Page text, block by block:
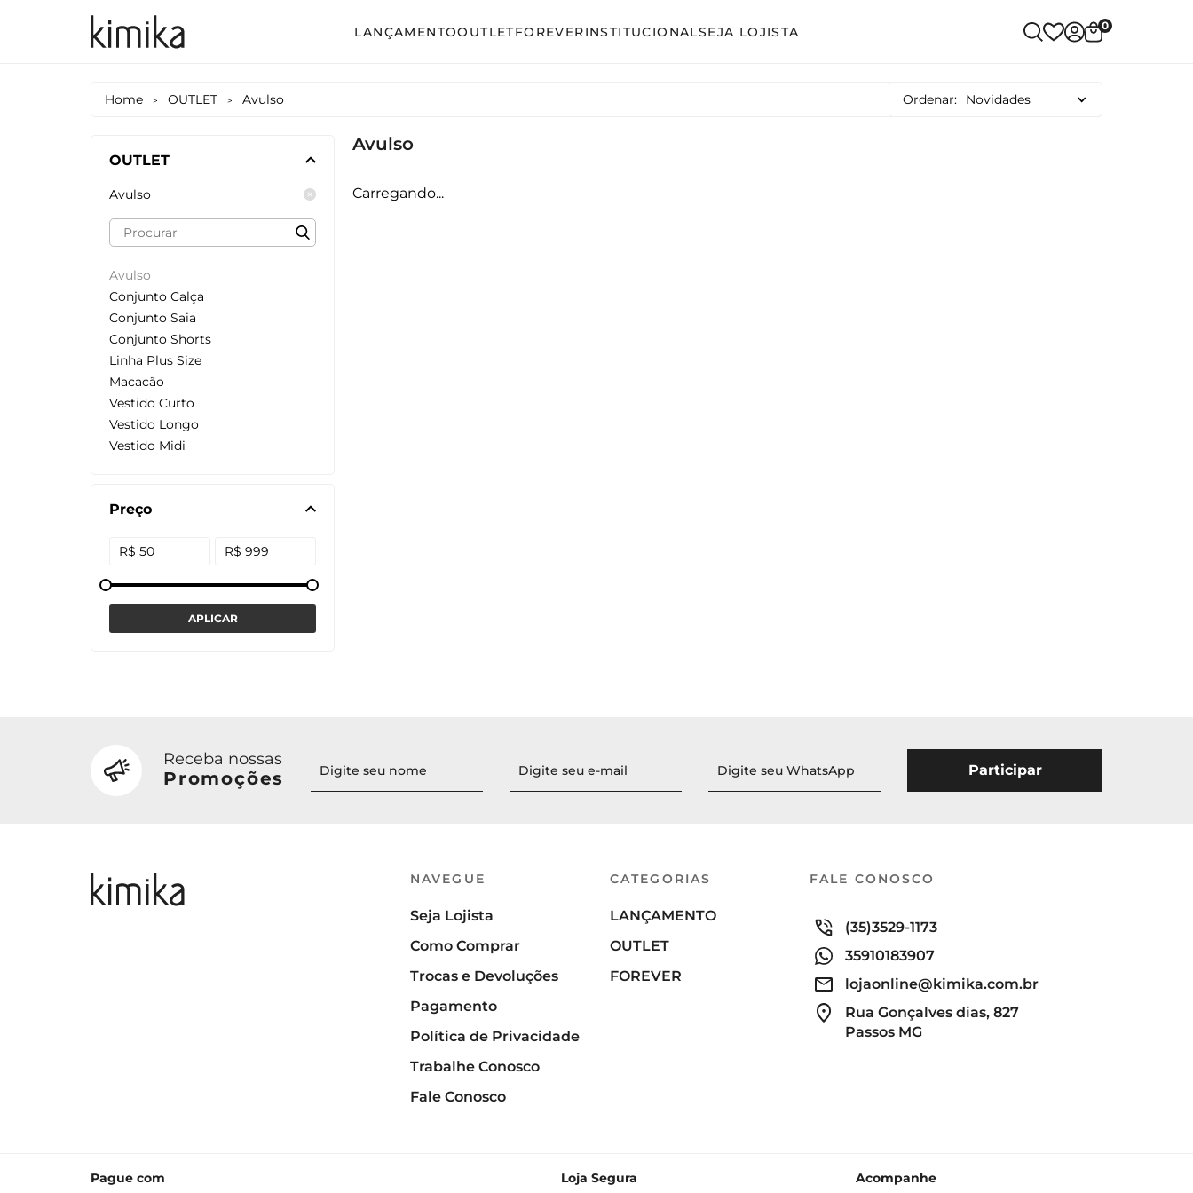
LANÇAMENTO
Conjunto Saia
OUTLETFOREVERINSTITUCIONALSEJA LOJISTA 0
Home > OUTLET > Avulso Ordenar: Novidades
OUTLET
Avulso
Avulso
Conjunto Calça
Conjunto Saia
Conjunto Shorts
Linha Plus Size
Macacão
Vestido Curto
Vestido Longo
Vestido Midi
Preço
Avulso
Carregando...
Receba nossas
Promoções
NAVEGUE
Seja Lojista
Como Comprar
Trocas e Devoluções
Pagamento
Política de Privacidade
Trabalhe Conosco
Fale Conosco
CATEGORIAS
LANÇAMENTO
OUTLET
FOREVER
FALE CONOSCO
(35)3529-1173
35910183907
lojaonline@kimika.com.br
Rua Gonçalves dias, 827
Passos MG
Pague com Loja Segura Acompanhe